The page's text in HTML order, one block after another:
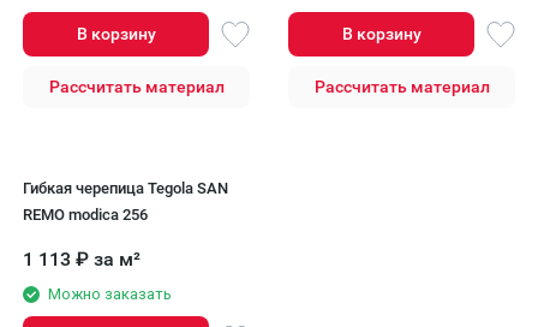
В корзину
Рассчитать материал
В корзину
Рассчитать материал
Гибкая черепица Tegola SAN
REMO modica 256
1 113 ₽ за м²
Можно заказать